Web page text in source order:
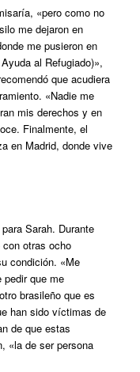
«pero como no
me dejaron en
me pusieron en
al Refugiado)»,
que acudiera
«Nadie me
mis derechos y en
Finalmente, el
en Madrid, donde vive
Sarah. Durante
otras ocho
condición. «Me
pedir que me
brasileño que es
han sido víctimas de
de que estas
«la de ser persona